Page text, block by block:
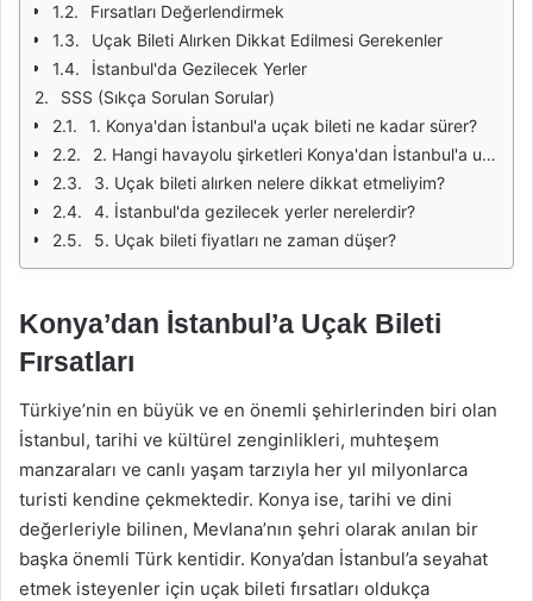
Fırsatları Değerlendirmek
Uçak Bileti Alırken Dikkat Edilmesi Gerekenler
İstanbul'da Gezilecek Yerler
SSS (Sıkça Sorulan Sorular)
1. Konya'dan İstanbul'a uçak bileti ne kadar sürer?
2. Hangi havayolu şirketleri Konya'dan İstanbul'a uçuyor?
3. Uçak bileti alırken nelere dikkat etmeliyim?
4. İstanbul'da gezilecek yerler nerelerdir?
5. Uçak bileti fiyatları ne zaman düşer?
Konya’dan İstanbul’a Uçak Bileti
Fırsatları
Türkiye’nin en büyük ve en önemli şehirlerinden biri olan
İstanbul, tarihi ve kültürel zenginlikleri, muhteşem
manzaraları ve canlı yaşam tarzıyla her yıl milyonlarca
turisti kendine çekmektedir. Konya ise, tarihi ve dini
değerleriyle bilinen, Mevlana’nın şehri olarak anılan bir
başka önemli Türk kentidir. Konya’dan İstanbul’a seyahat
etmek isteyenler için uçak bileti fırsatları oldukça